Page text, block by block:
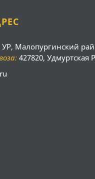
УР, Малопургинский
427820, Удмуртская